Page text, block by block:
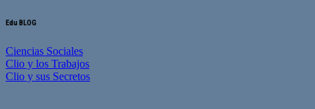
Edu BLOG
Ciencias Sociales
Clio y los Trabajos
Clio y sus Secretos